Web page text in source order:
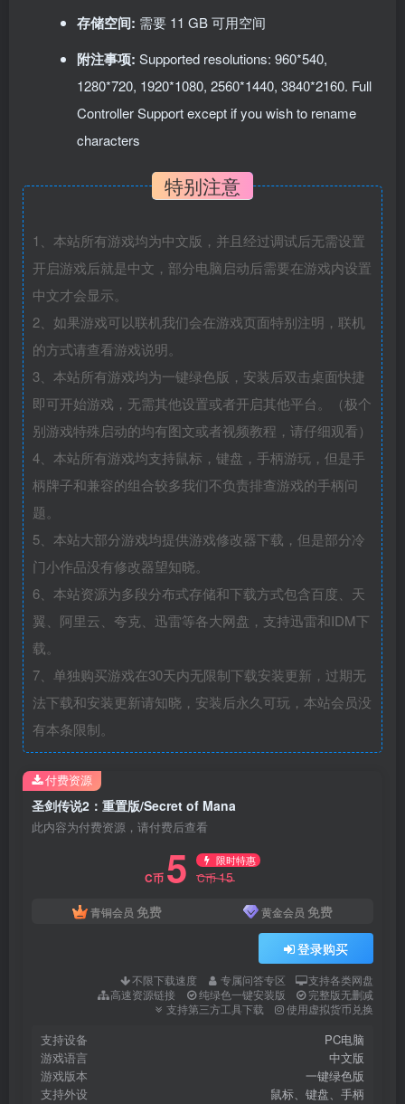
存储空间: 需要 11 GB 可用空间
附注事项: Supported resolutions: 960*540,
1280*720, 1920*1080, 2560*1440, 3840*2160. Full
Controller Support except if you wish to rename
characters
特别注意
1、本站所有游戏均为中文版，并且经过调试后无需设置
开启游戏后就是中文，部分电脑启动后需要在游戏内设置
中文才会显示。
2、如果游戏可以联机我们会在游戏页面特别注明，联机
的方式请查看游戏说明。
3、本站所有游戏均为一键绿色版，安装后双击桌面快捷
即可开始游戏，无需其他设置或者开启其他平台。（极个
别游戏特殊启动的均有图文或者视频教程，请仔细观看）
4、本站所有游戏均支持鼠标，键盘，手柄游玩，但是手
柄牌子和兼容的组合较多我们不负责排查游戏的手柄问
题。
5、本站大部分游戏均提供游戏修改器下载，但是部分冷
门小作品没有修改器望知晓。
6、本站资源为多段分布式存储和下载方式包含百度、天
翼、阿里云、夸克、迅雷等各大网盘，支持迅雷和IDM下
载。
7、单独购买游戏在30天内无限制下载安装更新，过期无
法下载和安装更新请知晓，安装后永久可玩，本站会员没
有本条限制。
圣剑传说2：重置版/Secret of Mana
此内容为付费资源，请付费后查看
C币 5 限时特惠
C币15
青铜会员 免费 黄金会员 免费
登录购买
不限下载速度 专属问答专区
支持各类网盘
高速资源链接
纯绿色一键安装版
完整版无删减
支持第三方工具下载
使用虚拟货币兑换
支持设备
PC电脑
游戏语言
中文版
游戏版本
一键绿色版
支持外设
鼠标、键盘、手柄
付费资源